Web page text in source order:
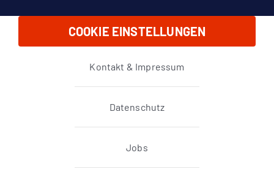
COOKIE EINSTELLUNGEN
Kontakt & Impressum
Datenschutz
Jobs